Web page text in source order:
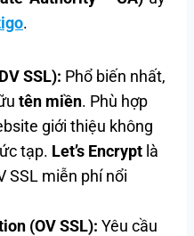
.
SSL): Phổ biến nhất,
tên miền. Phù hợp
giới thiệu không
tạp. Let’s Encrypt là
SSL miễn phí nổi
(OV SSL): Yêu cầu